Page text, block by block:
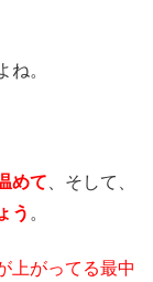
ね。
めて 、そして、
う 。
上がってる最中